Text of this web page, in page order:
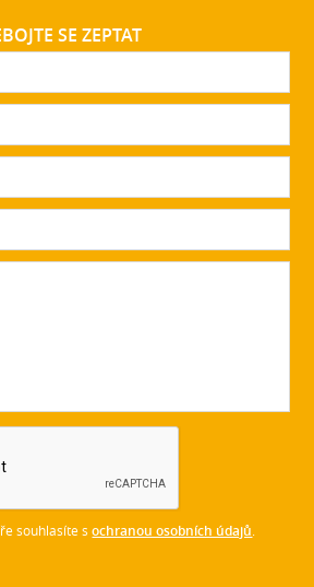
SE ZEPTAT
souhlasíte sochranou osobních údajů